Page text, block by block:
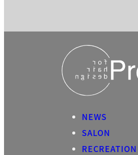
NEWS
SALON
RECREATION